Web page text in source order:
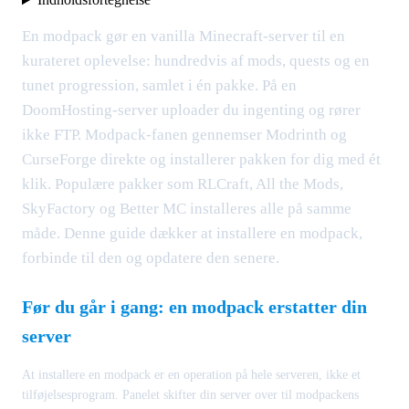
En modpack gør en vanilla Minecraft-server til en
kurateret oplevelse: hundredvis af mods, quests og en
tunet progression, samlet i én pakke. På en
DoomHosting-server uploader du ingenting og rører
ikke FTP. Modpack-fanen gennemser Modrinth og
CurseForge direkte og installerer pakken for dig med ét
klik. Populære pakker som RLCraft, All the Mods,
SkyFactory og Better MC installeres alle på samme
måde. Denne guide dækker at installere en modpack,
forbinde til den og opdatere den senere.
Før du går i gang: en modpack erstatter din
server
At installere en modpack er en operation på hele serveren, ikke et
tilføjelsesprogram. Panelet skifter din server over til modpackens